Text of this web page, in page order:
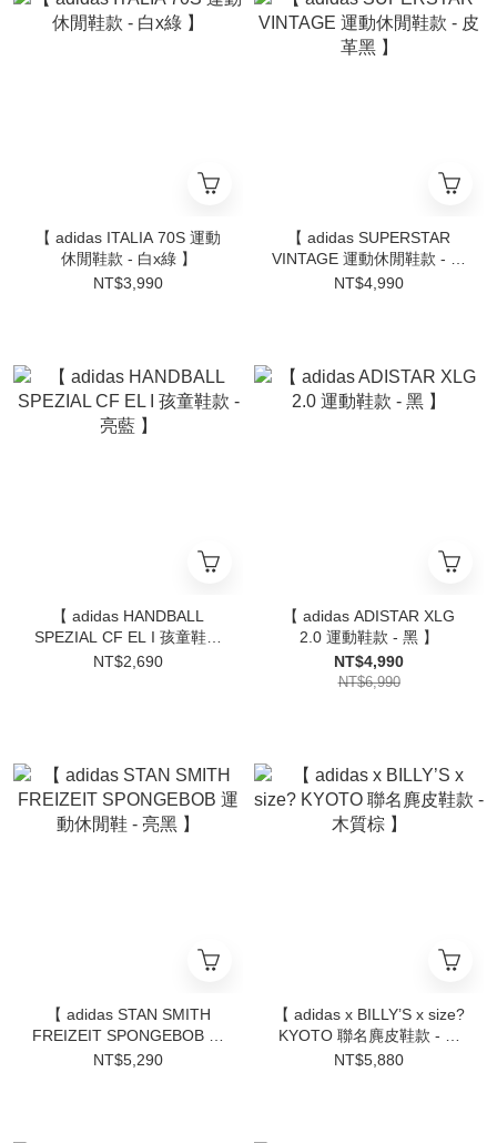
【 adidas ITALIA 70S 運動
休閒鞋款 - 白x綠 】
NT$3,990
【 adidas SUPERSTAR
VINTAGE 運動休閒鞋款 - 皮
革黑 】
NT$4,990
【 adidas HANDBALL
SPEZIAL CF EL I 孩童鞋款
- 亮藍 】
NT$2,690
【 adidas ADISTAR XLG
2.0 運動鞋款 - 黑 】
NT$4,990
NT$6,990
【 adidas STAN SMITH
FREIZEIT SPONGEBOB 運
動休閒鞋 - 亮黑 】
NT$5,290
【 adidas x BILLY’S x size?
KYOTO 聯名麂皮鞋款 - 木
質棕 】
NT$5,880